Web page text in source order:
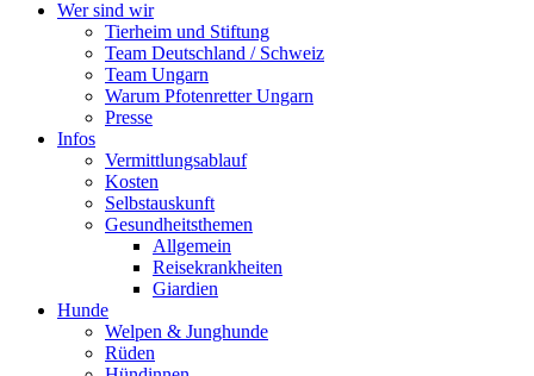
Wer sind wir
Tierheim und Stiftung
Team Deutschland / Schweiz
Team Ungarn
Warum Pfotenretter Ungarn
Presse
Infos
Vermittlungsablauf
Kosten
Selbstauskunft
Gesundheitsthemen
Allgemein
Reisekrankheiten
Giardien
Hunde
Welpen & Junghunde
Rüden